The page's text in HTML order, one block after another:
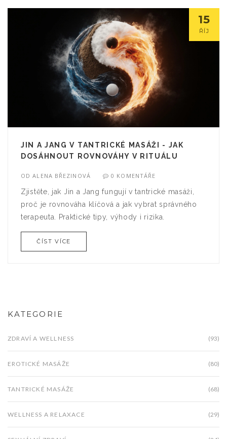
15
ŘÍJ
JIN A JANG V TANTRICKÉ MASÁŽI - JAK
DOSÁHNOUT ROVNOVÁHY V RITUÁLU
ODALENA BŘEZINOVÁ 0 KOMENTÁŘE
Zjistěte, jak Jin a Jang fungují v tantrické masáži,
proč je rovnováha klíčová a jak vybrat správného
terapeuta. Praktické tipy, výhody i rizika.
ČÍST VÍCE
KATEGORIE
ZDRAVÍ A WELLNESS (93)
EROTICKÉ MASÁŽE (80)
TANTRICKÉ MASÁŽE (68)
WELLNESS A RELAXACE (29)